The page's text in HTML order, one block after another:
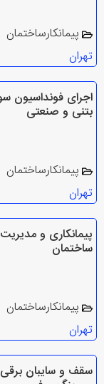
پیمانکارساختمان
تهران
اجرای فونداسیون
بتنی و صنعتی
پیمانکارساختمان
تهران
پیمانکاری و
ساختمان
پیمانکارساختمان
تهران
سقف و سایبان